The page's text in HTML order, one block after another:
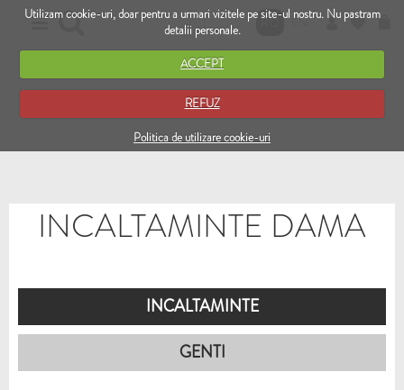
Utilizam cookie-uri, doar pentru a urmari vizitele pe site-ul nostru. Nu pastram
detalii personale.
ACCEPT
REFUZ
Politica de utilizare cookie-uri
RO EN
INCALTAMINTE DAMA
INCALTAMINTE
GENTI